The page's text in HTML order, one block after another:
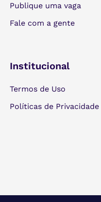
Publique uma vaga
Fale com a gente
Institucional
Termos de Uso
Políticas de Privacidade